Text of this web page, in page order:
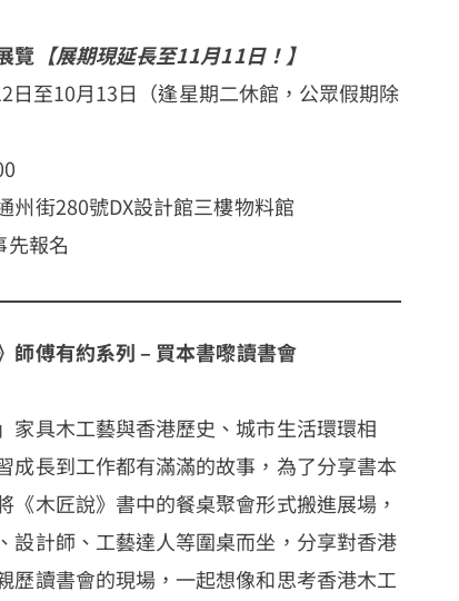
覽 【展期現延長至11月11日！】
日至10月13日（逢星期二休館，公眾假期除
州街280號DX設計館三樓物料館
先報名
師傅有約系列 – 買本書嚟讀書會
家具木工藝與香港歷史、城市生活環環相
成長到工作都有滿滿的故事，為了分享書本
《木匠說》書中的餐桌聚會形式搬進展場，
設計師、工藝達人等圍桌而坐，分享對香港
歷讀書會的現場，一起想像和思考香港木工